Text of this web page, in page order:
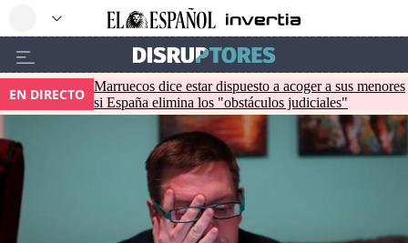
EN DIRECTO Marruecos dice estar dispuesto a acoger a sus menores
si España elimina los "obstáculos judiciales"